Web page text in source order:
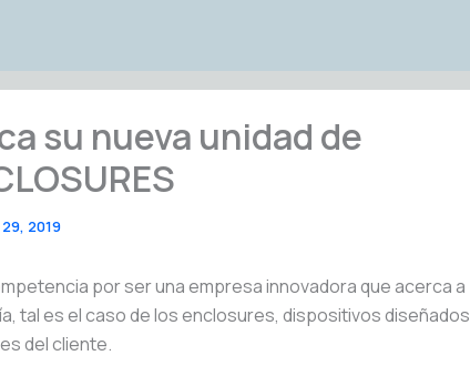
su nueva unidad de
2019
por ser una empresa innovadora que acerca a
tal es el caso de los enclosures, dispositivos diseñados
del cliente.